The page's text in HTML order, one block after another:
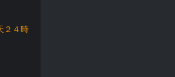
２４時